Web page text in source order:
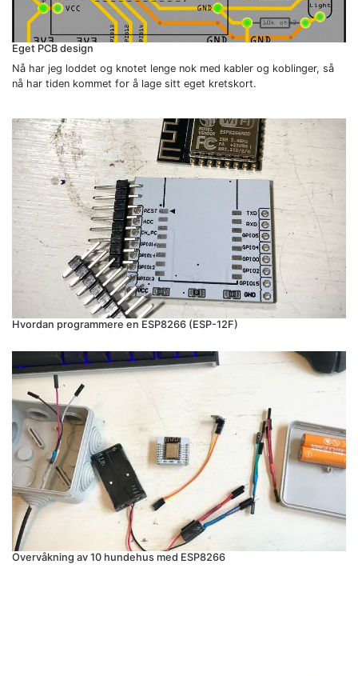
Eget PCB design
Nå har jeg loddet og knotet lenge nok med kabler og koblinger, så
nå har tiden kommet for å lage sitt eget kretskort.
Hvordan programmere en ESP8266 (ESP-12F)
Overvåkning av 10 hundehus med ESP8266